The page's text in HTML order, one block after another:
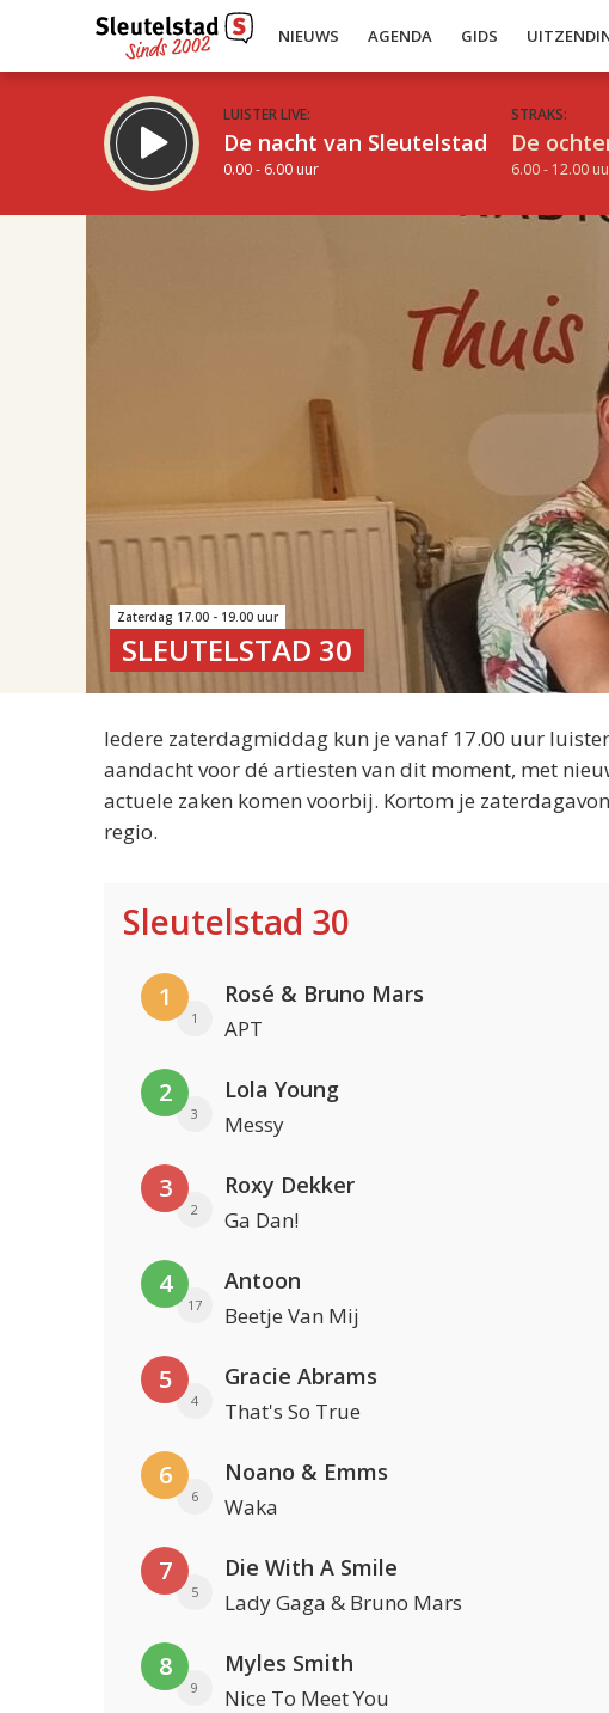
NIEUWS AGENDA GIDS
LUISTER LIVE:
De nacht van Sleutelstad
0.00 - 6.00 uur
STRAKS:
De
6.00 - 12.00
Zaterdag 17.00 - 19.00 uur
SLEUTELSTAD 30
Iedere zaterdagmiddag kun je vanaf 17.00 uur
aandacht voor dé artiesten van dit moment, met
actuele zaken komen voorbij. Kortom je
regio.
Sleutelstad 30
1
1
Rosé & Bruno Mars
APT
2
3
Lola Young
Messy
3
2
Roxy Dekker
Ga Dan!
4
17
Antoon
Beetje Van Mij
5
4
Gracie Abrams
That's So True
6
6
Noano & Emms
Waka
7
5
Die With A Smile
Lady Gaga & Bruno Mars
8
9
Myles Smith
Nice To Meet You